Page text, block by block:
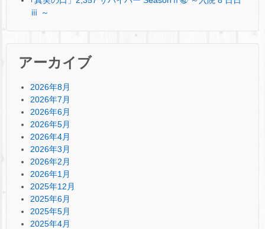
ⅲ ～
アーカイブ
2026年8月
2026年7月
2026年6月
2026年5月
2026年4月
2026年3月
2026年2月
2026年1月
2025年12月
2025年6月
2025年5月
2025年4月